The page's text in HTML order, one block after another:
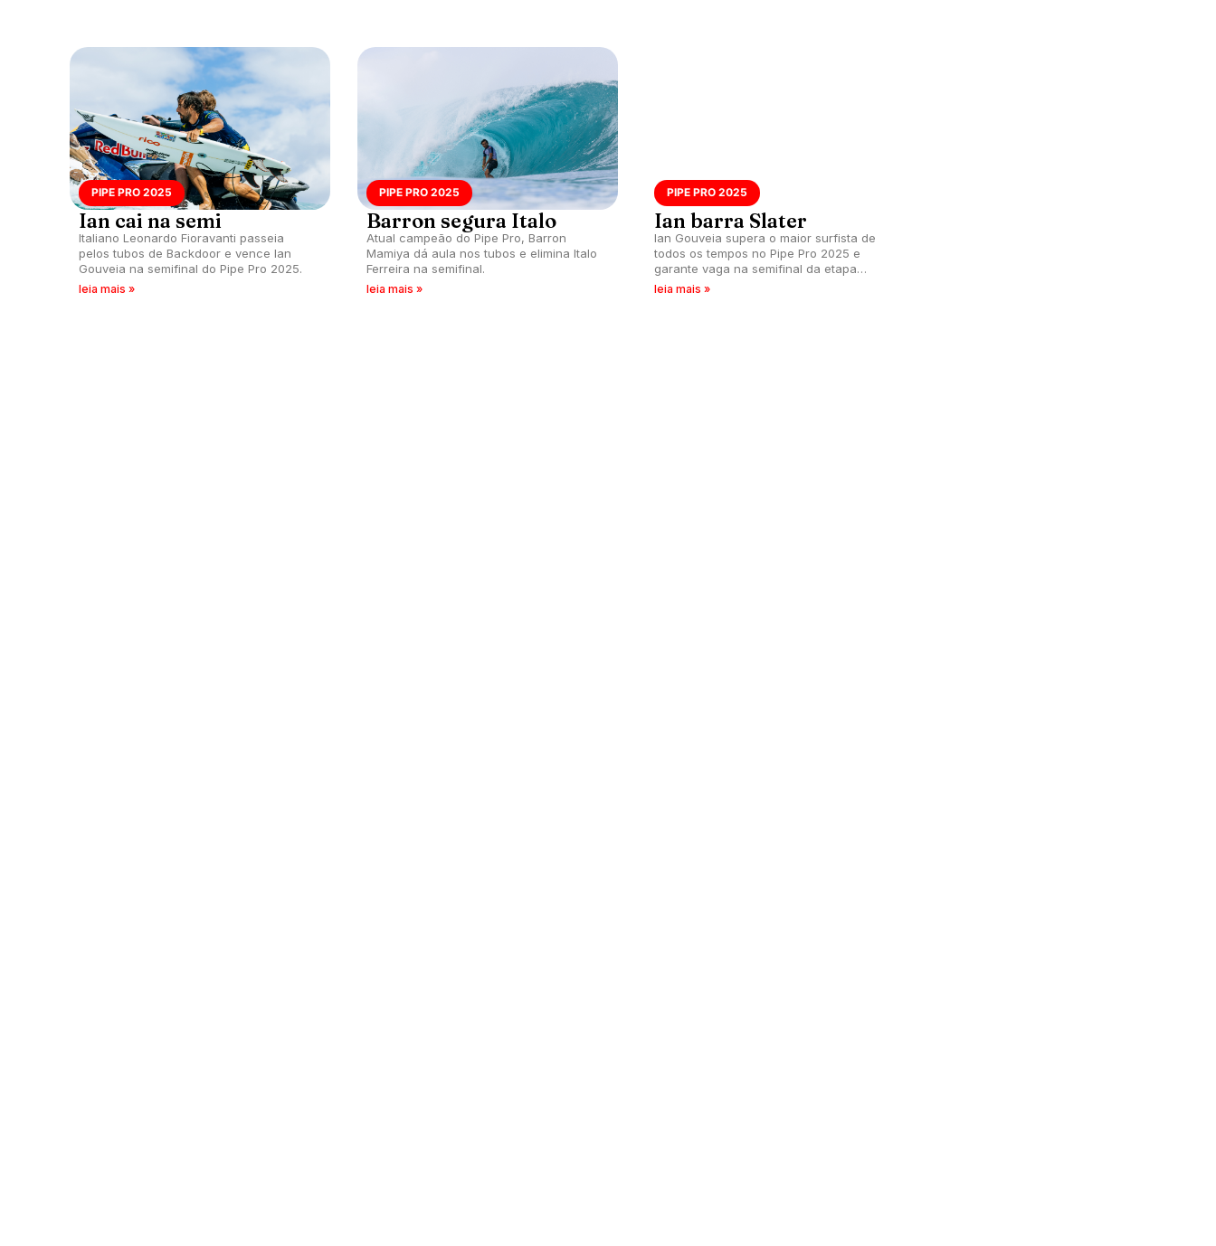
PIPE PRO 2025
Ian cai na semi
Italiano Leonardo Fioravanti passeia
pelos tubos de Backdoor e vence Ian
Gouveia na semifinal do Pipe Pro 2025.
leia mais »
PIPE PRO 2025
Barron segura Italo
Atual campeão do Pipe Pro, Barron
Mamiya dá aula nos tubos e elimina Italo
Ferreira na semifinal.
leia mais »
PIPE PRO 2025
Ian barra Slater
Ian Gouveia supera o maior surfista de
todos os tempos no Pipe Pro 2025 e
garante vaga na semifinal da etapa
havaiana. Kelly Slater finaliza prova na
leia mais »